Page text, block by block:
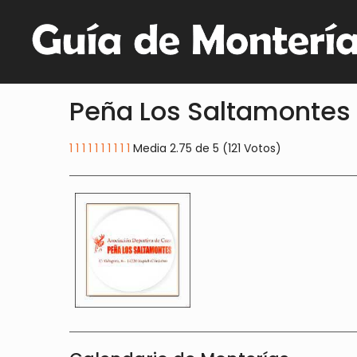
Peña Los Saltamontes
1 1 1 1 1 1 1 1 1 1 Media 2.75 de 5 (121 Votos)